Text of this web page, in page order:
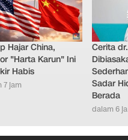
Hajar China,
"Harta Karun" Ini
Habis
7 jam
Cerita
Sadar
Berada
dalam 6